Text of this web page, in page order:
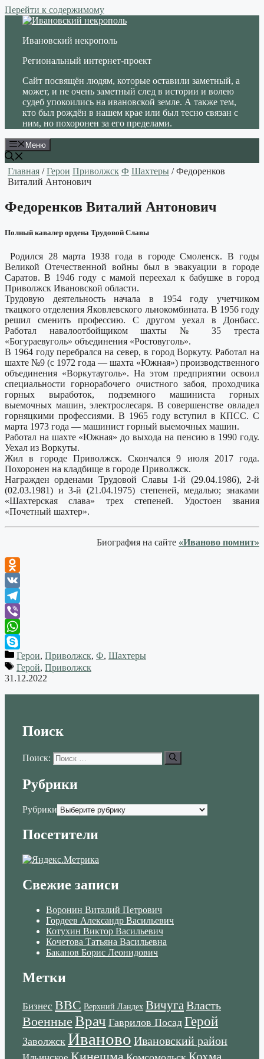
Перейти к содержимому
Ивановский некрополь
Региональный интернет-проект
Сайт посвящён людям, которые оставили заметный, а
может, и не очень заметный след в истории и волею
судеб упокоились на ивановской земле. А также тем,
кто был рождён в нашем крае или был тесно связан с
ним, но похоронен за его пределами.
Меню
Главная /Герои Приволжск Ф Шахтеры / Федоренков
Виталий Антонович
Федоренков Виталий Антонович
Полный кавалер ордена Трудовой Славы
Родился 28 марта 1938 года в городе Смоленск. В годы
Великой Отечественной войны был в эвакуации в городе
Саратов. В 1946 году с мамой переехал к бабушке в город
Приволжск Ивановской области.
Трудовую деятельность начала в 1954 году учетчиком
ткацкого отделения Яковлевского льнокомбината. В 1956 году
решил сменить профессию. С другом уехал в Донбасс.
Работал навалоотбойщиком шахты № 35 треста
«Богураевуголь» объединения «Ростовуголь».
В 1964 году перебрался на север, в город Воркуту. Работал на
шахте №9 (с 1972 года — шахта «Южная») производственного
объединения «Воркутауголь». На этом предприятии освоил
специальности горнорабочего очистного забоя, проходчика
горных выработок, подземного машиниста горных
выемочных машин, электрослесаря. В совершенстве овладел
горняцкими профессиями. В 1965 году вступил в КПСС. С
марта 1973 года — машинист горный выемочных машин.
Работал на шахте «Южная» до выхода на пенсию в 1990 году.
Уехал из Воркуты.
Жил в городе Приволжск. Скончался 9 июля 2017 года.
Похоронен на кладбище в городе Приволжск.
Награжден орденами Трудовой Славы 1-й (29.04.1986), 2-й
(02.03.1981) и 3-й (21.04.1975) степеней, медалью; знаками
«Шахтерская слава» трех степеней. Удостоен звания
«Почетный шахтер».
Биография на сайте «Иваново помнит»
Odnoklassniki
VK
Telegram
Viber
WhatsApp
SkypeГерои, Приволжск, Ф, Шахтеры
Герой, Приволжск
31.12.2022
Поиск
Поиск:
Рубрики
Рубрики
Посетители
Свежие записи
Воронин Виталий Петрович
Гордеев Александр Васильевич
Котухин Виктор Васильевич
Кочетова Татьяна Васильевна
Баканов Борис Леонидович
Метки
Бизнес ВВС Верхний Ландех ВичугаВласть
Военные Врач Гаврилов Посад Герой
Заволжск Иваново Ивановский район